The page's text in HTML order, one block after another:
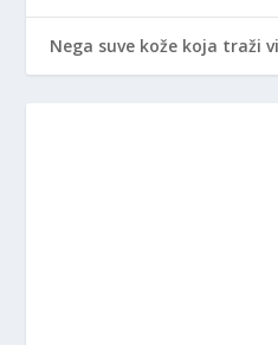
Nega suve kože koja traži